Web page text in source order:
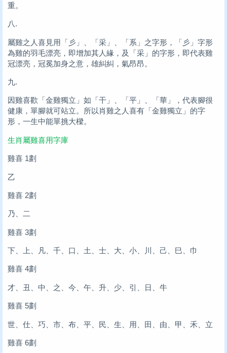
重。
八.
屬雞之人喜見用「彡」、「采」、「系」之字形，「彡」字形
為雞的羽毛漂亮，即增加其人緣，及「采」的字形，即代表雞
冠漂亮，冠冕加身之意，雄糾糾，氣昂昂。
九.
因雞喜歡「金雞獨立」如「干」、「平」、「華」，代表腳很
健康，單腳就可站立。所以肖雞之人喜有「金雞獨立」的字
形，一生中能單挑大樑。
生肖屬雞喜用字庫
雞喜 1劃
乙
雞喜 2劃
乃、二
雞喜 3劃
下、上、凡、千、口、土、士、大、小、川、己、巳、巾
雞喜 4劃
才、丑、中、之、今、午、升、少、引、日、牛
雞喜 5劃
世、仕、巧、市、布、平、民、生、用、田、由、甲、禾、立
雞喜 6劃